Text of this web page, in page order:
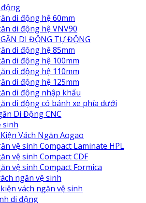
động
di động hệ 60mm
di động hệ VNV90
DI ĐỘNG TỰ ĐỘNG
di động hệ 85mm
di động hệ 100mm
di động hệ 110mm
di động hệ 125mm
di động nhập khẩu
di động có bánh xe phía dưới
Di Động CNC
sinh
Vách Ngăn Aogao
vệ sinh Compact Laminate HPL
vệ sinh Compact CDF
vệ sinh Compact Formica
ngăn vệ sinh
vách ngăn vệ sinh
di động